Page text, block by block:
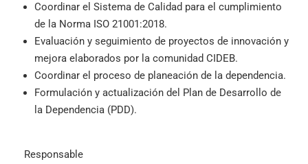
Coordinar el Sistema de Calidad para el cumplimiento
de la Norma ISO 21001:2018.
Evaluación y seguimiento de proyectos de innovación y
mejora elaborados por la comunidad CIDEB.
Coordinar el proceso de planeación de la dependencia.
Formulación y actualización del Plan de Desarrollo de
la Dependencia (PDD).
Responsable